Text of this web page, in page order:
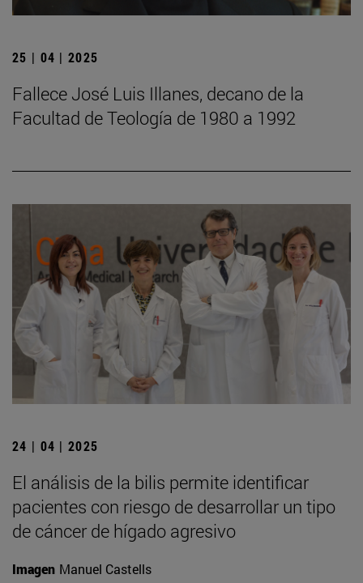
25 | 04 | 2025
Fallece José Luis Illanes, decano de la
Facultad de Teología de 1980 a 1992
24 | 04 | 2025
El análisis de la bilis permite identificar
pacientes con riesgo de desarrollar un tipo
de cáncer de hígado agresivo
Imagen Manuel Castells